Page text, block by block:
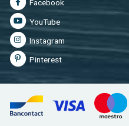
Fa­cebook
You­Tu­be
In­st­agram
Pin­te­rest